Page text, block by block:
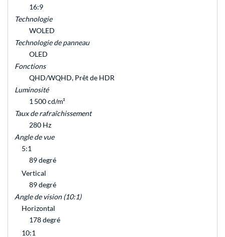
16:9
Technologie
WOLED
Technologie de panneau
OLED
Fonctions
QHD/WQHD, Prêt de HDR
Luminosité
1 500 cd/m²
Taux de rafraîchissement
280 Hz
Angle de vue
5:1
89 degré
Vertical
89 degré
Angle de vision (10:1)
Horizontal
178 degré
10:1